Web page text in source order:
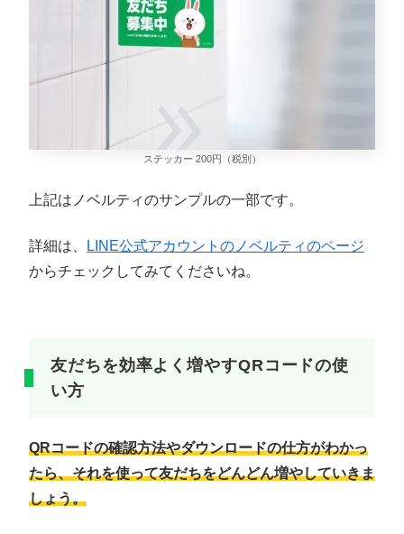
ステッカー 200円（税別）
上記はノベルティのサンプルの一部です。
詳細は、
LINE公式アカウントのノベルティのページ
からチェックしてみてくださいね。
友だちを効率よく増やすQRコードの使
い方
QRコードの確認方法やダウンロードの仕方がわかっ
たら、それを使って友だちをどんどん増やしていきま
しょう。